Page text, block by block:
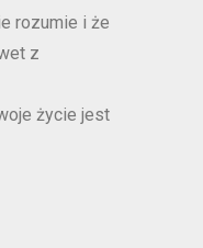
rozumie i że
z
życie jest